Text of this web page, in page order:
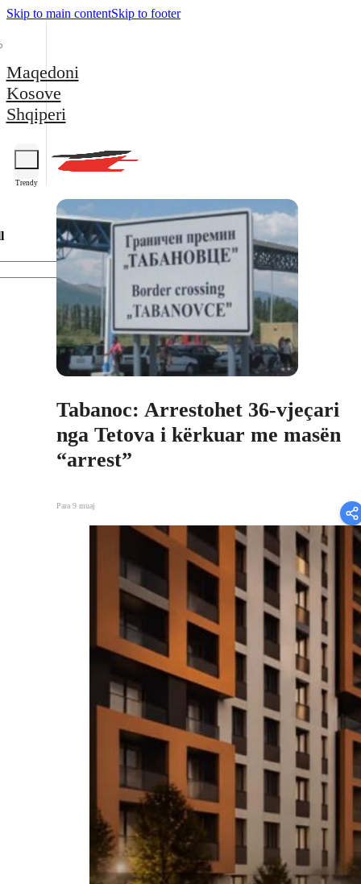
Skip to main contentSkip to footer
Maqedoni
Kosove
Shqiperi
Trendy
Tabanoc: Arrestohet 36-vjeçari
nga Tetova i kërkuar me masën
“arrest”
Para 9 muaj